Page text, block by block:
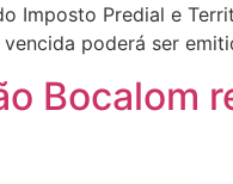
Imposto Predial e
poderá ser
Bocalom